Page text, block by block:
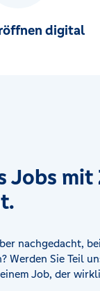
Stemwede-
36, 32312
digital
Jobs
nachgedacht,
Werden Sie Teil
Job, der